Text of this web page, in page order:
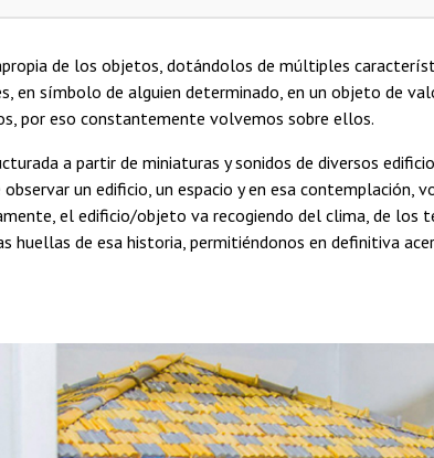
de los objetos, dotándolos de múltiples
en símbolo de alguien determinado, en un objeto de
por eso constantemente volvemos sobre ellos.
a partir de miniaturas y sonidos de diversos
un edificio, un espacio y en esa contemplación,
el edificio/objeto va recogiendo del clima, de los
huellas de esa historia, permitiéndonos en definitiva